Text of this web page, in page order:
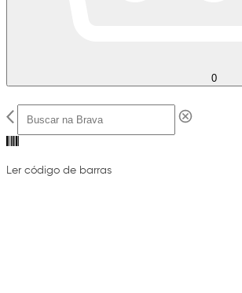
0
Ler código de barras